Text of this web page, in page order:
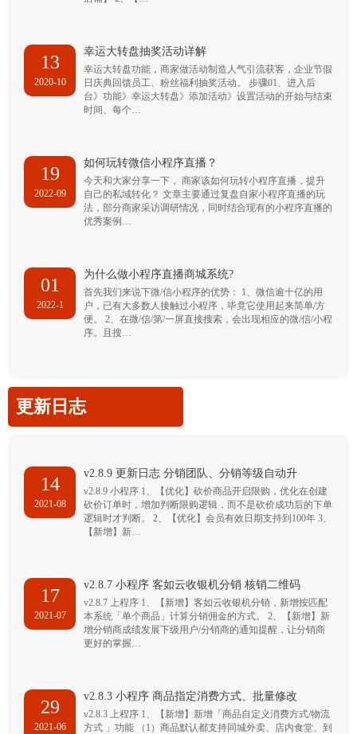
13
2020-10
幸运大转盘抽奖活动详解
幸运大转盘功能，商家做活动制造人气引流获客，企业节假
日庆典回馈员工、粉丝福利抽奖活动。 步骤01、进入后
台》功能》幸运大转盘》添加活动》设置活动的开始与结束
时间、每个…
19
2022-09
如何玩转微信小程序直播？
今天和大家分享一下， 商家该如何玩转小程序直播，提升
自己的私域转化？ 文章主要通过复盘自家小程序直播的玩
法，部分商家采访调研情况，同时结合现有的小程序直播的
优秀案例…
01
2022-1
为什么做小程序直播商城系统?
首先我们来说下微/信小程序的优势： 1、微信逾十亿的用
户，已有大多数人接触过小程序，毕竟它使用起来简单/方
便。 2、在微/信/第/一屏直接搜索，会出现相应的微/信/小程
序。且搜…
更新日志
14
2021-08
v2.8.9 更新日志 分销团队、分销等级自动升
v2.8.9 小程序 1、【优化】砍价商品开启限购，优化在创建
砍价订单时，增加判断限购逻辑，而不是砍价成功后的下单
逻辑时才判断。 2、【优化】会员有效日期支持到100年 3、
【新增】新…
17
2021-07
v2.8.7 小程序 客如云收银机分销 核销二维码
v2.8.7 上程序 1、【新增】客如云收银机分销，新增按匹配
本系统「单个商品」计算分销佣金的方式。 2、【新增】新
增分销商成绩发展下级用户/分销商的通知提醒，让分销商
更好的掌握…
29
2021-06
v2.8.3 小程序 商品指定消费方式、批量修改
v2.8.3 上程序 1、【新增】新增「商品自定义消费方式/物流
方式 」功能 （1）商品默认都支持同城外卖、店内食堂、到